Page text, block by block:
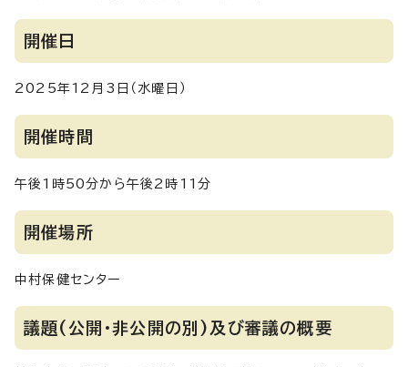
開催日
2025年12月3日（水曜日）
開催時間
午後1時50分から午後2時11分
開催場所
中村保健センター
議題(公開・非公開の別)及び審議の概要